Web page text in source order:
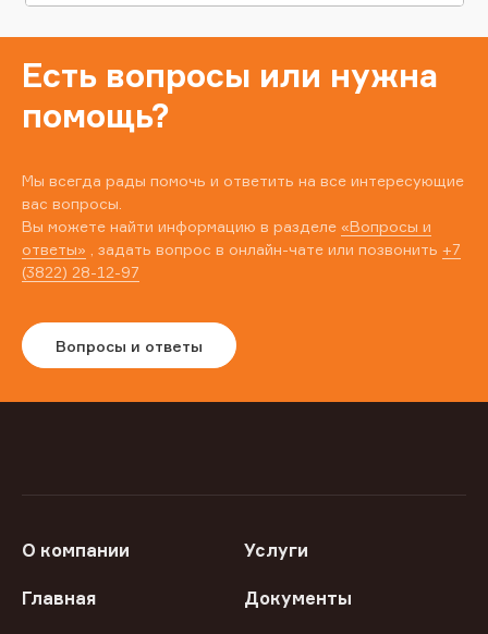
Есть вопросы или нужна
помощь?
Мы всегда рады помочь и ответить на все интересующие
вас вопросы.
Вы можете найти информацию в разделе «Вопросы и
ответы» , задать вопрос в онлайн-чате или позвонить +7
(3822) 28-12-97
Вопросы и ответы
О компании Услуги
Главная Документы